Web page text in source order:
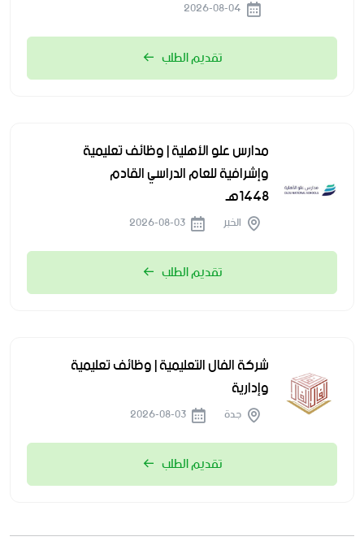
تقديم الطلب
مدارس علو الأهلية | وظائف تعليمية
وإشرافية للعام الدراسي القادم
1448هـ
الخبر
تقديم الطلب
شركة الفال التعليمية | وظائف تعليمية
وإدارية
جدة
تقديم الطلب